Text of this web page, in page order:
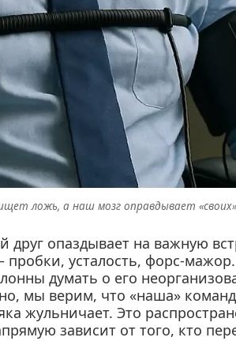
ложь, а наш мозг оправдывает
друг опаздывает на важную
усталость, форс-
думать о его
мы верим, что «наша»
жульничает. Это
зависит от того, кто